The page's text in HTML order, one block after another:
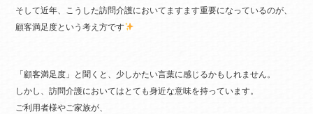
そして近年、こうした訪問介護においてますます重要になっているのが、
顧客満足度という考え方です
「顧客満足度」と聞くと、少しかたい言葉に感じるかもしれません。
しかし、訪問介護においてはとても身近な意味を持っています。
ご利用者様やご家族が、